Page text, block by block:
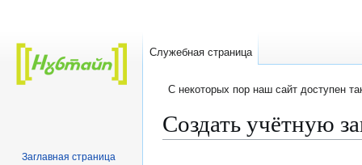
C некоторых пор наш сайт доступен
Создать учётную
Служебная страница
Заглавная страница